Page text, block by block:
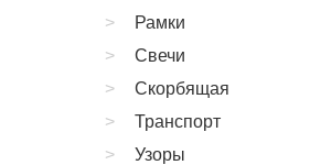
Рамки
Свечи
Скорбящая
Транспорт
Узоры